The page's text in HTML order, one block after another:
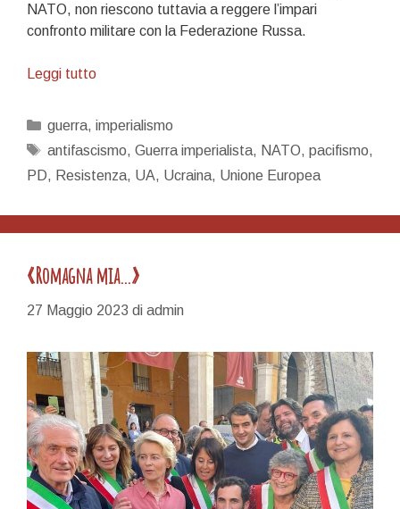
NATO, non riescono tuttavia a reggere l’impari
confronto militare con la Federazione Russa.
Leggi tuttoPer
Categorie
guerra, imperialismo
Tag
antifascismo, Guerra imperialista, NATO, pacifismo,
PD, Resistenza, UA, Ucraina, Unione Europea
«Romagna mia…»
27 Maggio 2023 di admin